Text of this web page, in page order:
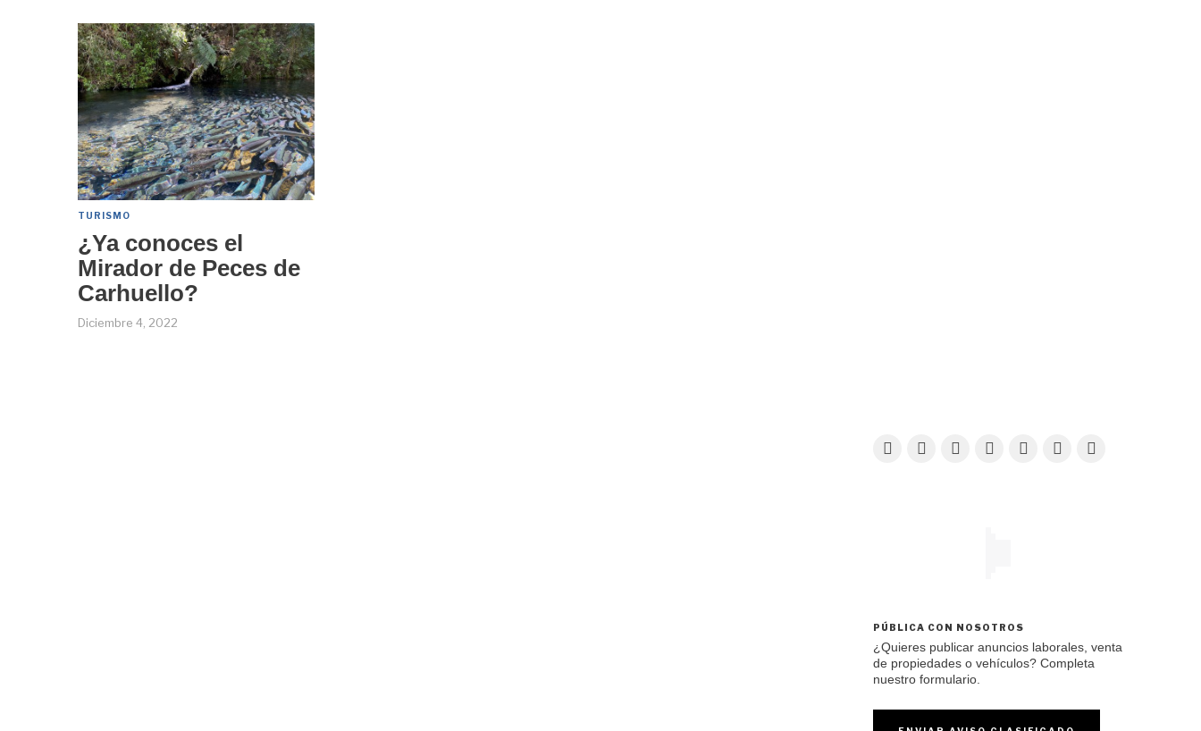
TURISMO
¿Ya conoces el
Mirador de Peces de
Carhuello?
Diciembre 4, 2022
PÚBLICA CON NOSOTROS
¿Quieres publicar anuncios laborales, venta
de propiedades o vehículos? Completa
nuestro formulario.